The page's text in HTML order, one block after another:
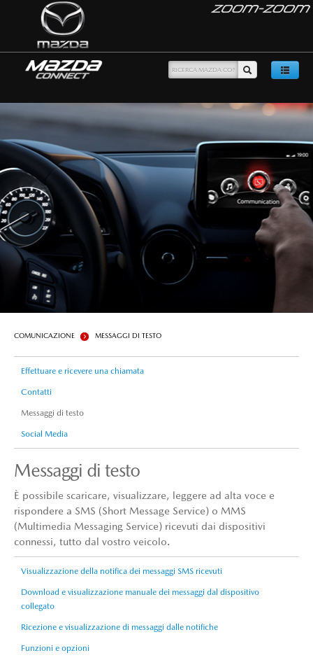
COMUNICAZIONE MESSAGGI DI TESTO
Effettuare e ricevere una chiamata
Contatti
Messaggi di testo
Social Media
Messaggi di testo
È possibile scaricare, visualizzare, leggere ad alta voce e
rispondere a SMS (Short Message Service) o MMS
(Multimedia Messaging Service) ricevuti dai dispositivi
connessi, tutto dal vostro veicolo.
Visualizzazione della notifica dei messaggi SMS ricevuti
Download e visualizzazione manuale dei messaggi dal dispositivo
collegato
Ricezione e visualizzazione di messaggi dalle notifiche
Funzioni e opzioni